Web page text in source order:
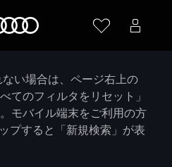
い場合は、ページ右上の
てのフィルタをリセット」
モバイル端末をご利用の方
プすると「新規検索」が表